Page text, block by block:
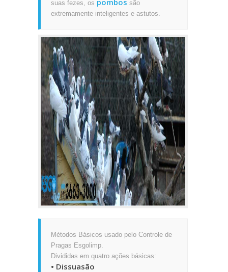
suas fezes, os pombos são
extremamente inteligentes e astutos.
Métodos Básicos usado pelo Controle de
Pragas Esgolimp.
Divididas em quatro ações básicas:
• Dissuasão